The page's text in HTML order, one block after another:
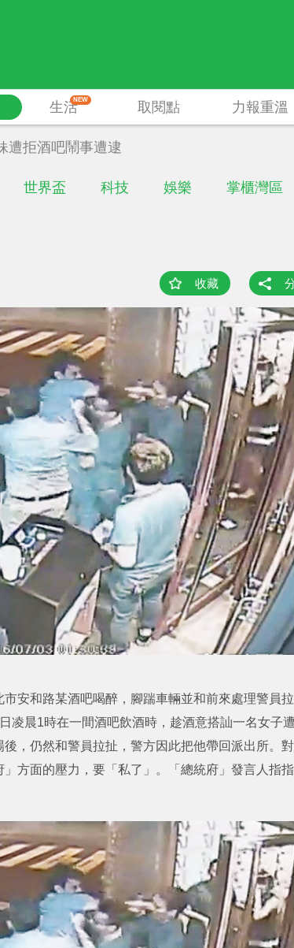
世界盃 科技 娛樂 掌櫃灣區
生活NEW 取閱點 力報重溫
遭拒酒吧鬧事遭逮
收藏
安和路某酒吧喝醉，腳踹車輛並和前來處理警員拉
凌晨1時在一間酒吧飲酒時，趁酒意搭訕一名女子遭
，仍然和警員拉扯，警方因此把他帶回派出所。
方面的壓力，要「私了」。「總統府」發言人指